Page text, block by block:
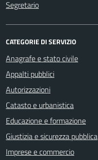
Segretario
CATEGORIE DI SERVIZIO
Anagrafe e stato civile
Appalti pubblici
Autorizzazioni
Catasto e urbanistica
Educazione e formazione
Giustizia e sicurezza pubblica
Imprese e commercio